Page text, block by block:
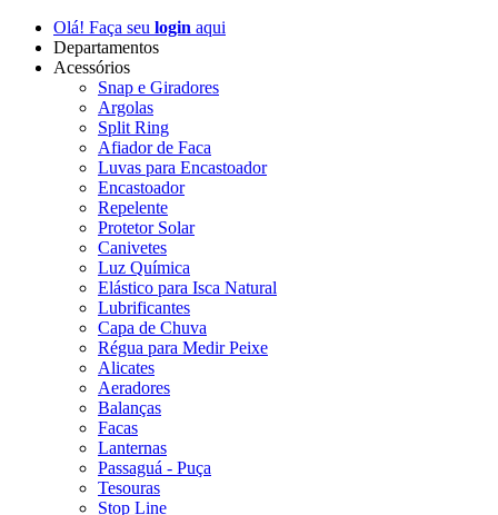
Olá! Faça seu login aqui
Departamentos
Acessórios
Snap e Giradores
Argolas
Split Ring
Afiador de Faca
Luvas para Encastoador
Encastoador
Repelente
Protetor Solar
Canivetes
Luz Química
Elástico para Isca Natural
Lubrificantes
Capa de Chuva
Régua para Medir Peixe
Alicates
Aeradores
Balanças
Facas
Lanternas
Passaguá - Puça
Tesouras
Stop Line